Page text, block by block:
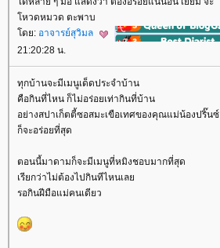
หวดหมวด ตะพาบ
ดย: อาจารย์สุวิมล
21:20:28 น.
ทุกบ้านจะมีเมนูเด็ดประจำบ้าน
คือกินที่ไหน ก็ไม่อร่อยเท่ากินที่บ้าน
อย่างสปาเก็ตตี้ซอสมะเขือเทศของคุณแม่น้องปริ๊นซ์
ก็จะอร่อยที่สุด
ตอนนี้มาดามก็จะมีเมนูที่หมิงชอบมากที่สุด
เรียกว่าไม่ต้องไปกินทีไหนเล
รอกินฝีมือแม่คนเดียว